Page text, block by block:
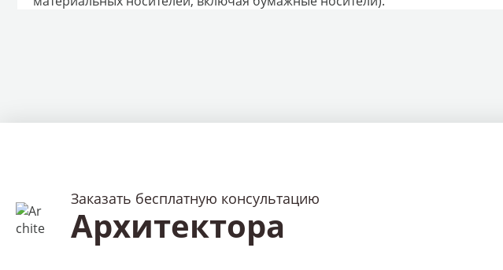
Заказать бесплатную консультацию
Архитектора